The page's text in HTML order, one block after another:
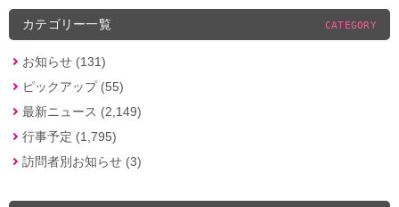
カテゴリー一覧 CATEGORY
お知らせ (131)
ピックアップ (55)
最新ニュース (2,149)
行事予定 (1,795)
訪問者別お知らせ (3)